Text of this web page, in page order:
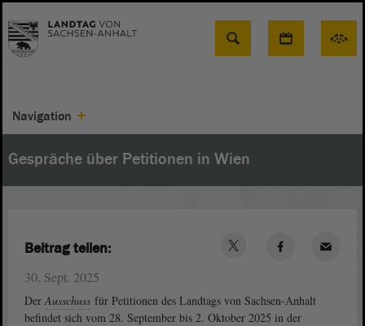
Suche
Navigation
Gespräche über Petitionen in Wien
30. Sept. 2025
DerAusschuss für Petitionen des Landtags von Sachsen-Anhalt
befindet sich vom 28. September bis 2. Oktober 2025 in der
Beitrag teilen: